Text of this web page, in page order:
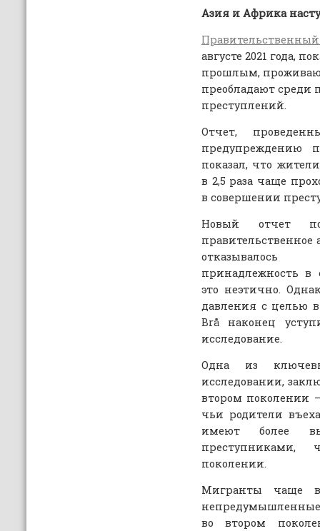
Азия и Африка
Правительственный
августе 2021 года,
прошлым,
преобладают среди
преступлений.
Отчет,
предупреждению
показал, что
в 2,5 раза чаще
в совершении
Новый отчет
правительственное
отказывалось
принадлежность в
это неэтично.
давления с целью
Brå наконец
исследование.
Одна из
исследовании,
втором поколении
чьи родители
имеют более
поколении.
Мигранты чаще
во втором